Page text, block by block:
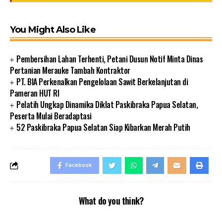
You Might Also Like
Pembersihan Lahan Terhenti, Petani Dusun Notif Minta Dinas
Pertanian Merauke Tambah Kontraktor
PT. BIA Perkenalkan Pengelolaan Sawit Berkelanjutan di
Pameran HUT RI
Pelatih Ungkap Dinamika Diklat Paskibraka Papua Selatan,
Peserta Mulai Beradaptasi
52 Paskibraka Papua Selatan Siap Kibarkan Merah Putih
Facebook
What do you think?